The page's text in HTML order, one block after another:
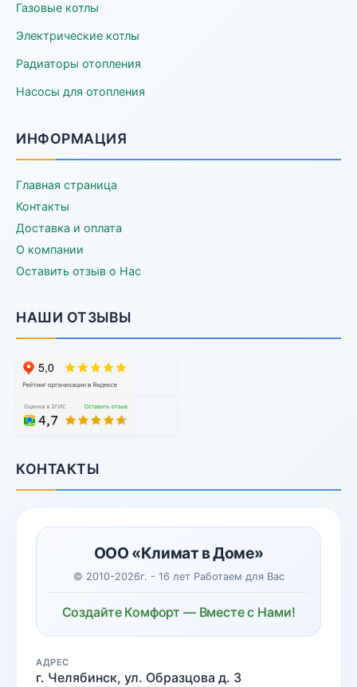
Газовые котлы
Электрические котлы
Радиаторы отопления
Насосы для отопления
ИНФОРМАЦИЯ
Главная страница
Контакты
Доставка и оплата
О компании
Оставить отзыв о Нас
НАШИ ОТЗЫВЫ
КОНТАКТЫ
ООО «Климат в Доме»
© 2010-2026г. - 16 лет Работаем для Вас
Создайте Комфорт — Вместе с Нами!
АДРЕС
г. Челябинск, ул. Образцова д. 3